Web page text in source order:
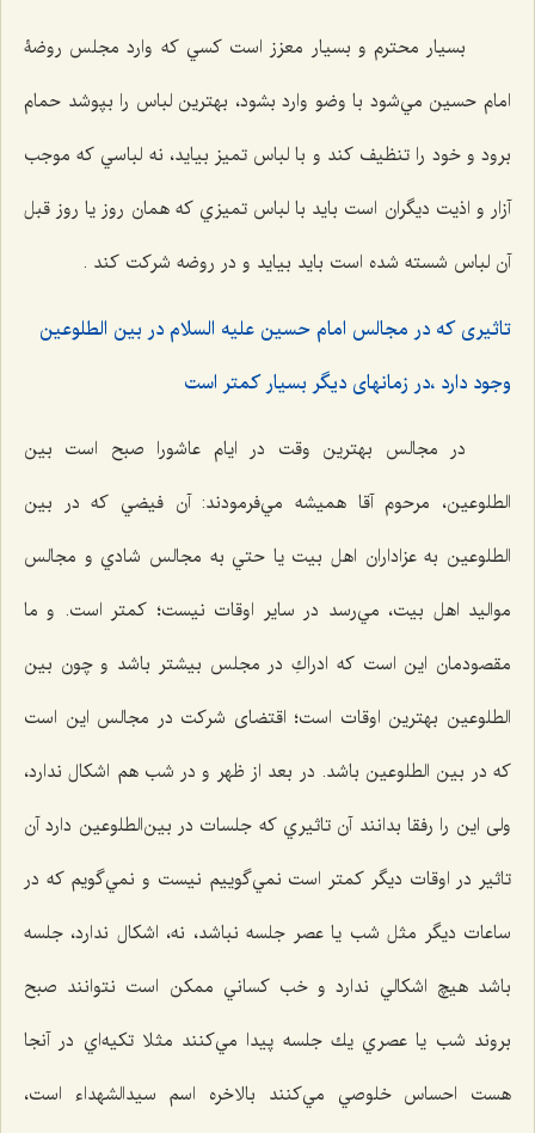
بسيار محترم و بسيار معزز است كسي كه وارد مجلس روضۀ
امام حسين مي‌شود با وضو وارد بشود، بهترين لباس را بپوشد حمام
برود و خود را تنظيف كند و با لباس تميز بیاید، نه لباسي كه موجب
آزار و اذيت ديگران است بايد با لباس تميزي كه همان روز يا روز قبل
آن لباس شسته شده است بايد بيايد و در روضه شركت كند .
تاثيرى كه در مجالس امام حسين عليه السلام در بين الطلوعين
وجود دارد ،در زمانهاى ديگر بسیار کمتر است
در مجالس بهترين وقت در ايام عاشورا صبح است بين
الطلوعین، مرحوم آقا هميشه مي‌فرمودند: آن فيضي كه در بين
الطلوعین به عزاداران اهل بيت يا حتي به مجالس شادي و مجالس
مواليد اهل بيت، مي‌رسد در ساير اوقات نيست؛ كمتر است. و ما
مقصودمان این است که ادراكِ در مجلس بيشتر باشد و چون بين
الطلوعین بهترين اوقات است؛ اقتضای شرکت در مجالس این است
که در بين الطلوعین باشد. در بعد از ظهر و در شب هم اشكال ندارد،
ولی اين را رفقا بدانند آن تاثيري كه جلسات در بين‌الطلوعين دارد آن
تاثير در اوقات ديگر كمتر است نمي‌گوييم نيست و نمي‌گويم كه در
ساعات ديگر مثل شب یا عصر جلسه نباشد، نه، اشكال ندارد، جلسه
باشد هيچ اشكالي ندارد و خب كساني ممكن است نتوانند صبح
بروند شب يا عصري يك جلسه پيدا مي‌كنند مثلا تكيه‌اي در آ‌نجا
هست احساس خلوصي مي‌كنند بالاخره اسم سيدالشهداء است،